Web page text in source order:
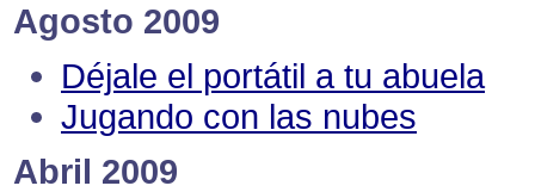
Agosto 2009
Déjale el portátil a tu abuela
Jugando con las nubes
Abril 2009